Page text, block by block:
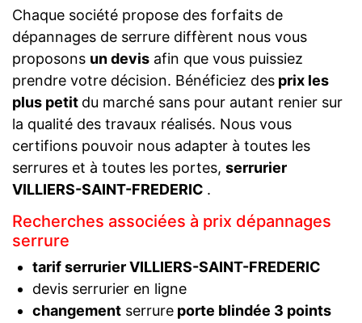
Chaque société propose des forfaits de
dépannages de serrure diffèrent nous vous
proposons un devis afin que vous puissiez
prendre votre décision. Bénéficiez des prix les
plus petit du marché sans pour autant renier sur
la qualité des travaux réalisés. Nous vous
certifions pouvoir nous adapter à toutes les
serrures et à toutes les portes, serrurier
VILLIERS-SAINT-FREDERIC .
Recherches associées à prix dépannages
serrure
tarif serrurier VILLIERS-SAINT-FREDERIC
devis serrurier en ligne
changementserrureporte blindée 3 points